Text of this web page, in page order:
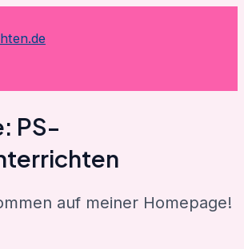
PS-
auf meiner Homepage!